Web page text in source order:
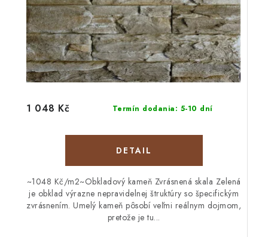
Termín dodania: 5-10 dní
1 048 Kč
DETAIL
~1048 Kč/m2~Obkladový kameň Zvrásnená skala Zelená
je obklad výrazne nepravidelnej štruktúry so špecifickým
zvrásnením. Umelý kameň pôsobí veľmi reálnym dojmom,
pretože je tu...